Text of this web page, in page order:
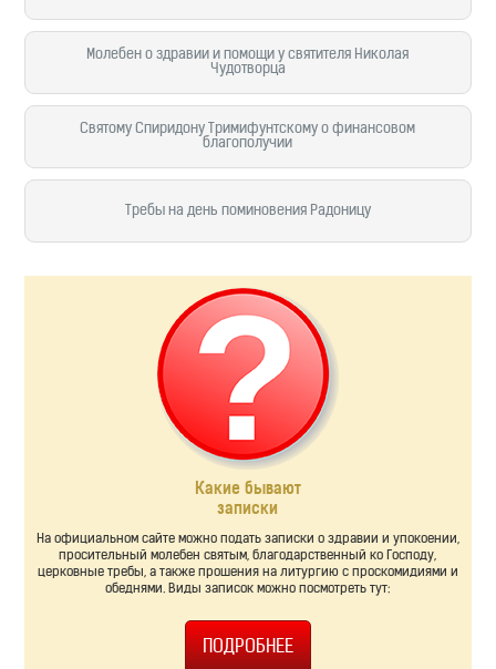
Молебен о здравии и помощи у святителя Николая
Чудотворца
Святому Спиридону Тримифунтскому о финансовом
благополучии
Требы на день поминовения Радоницу
Какие бывают
записки
На официальном сайте можно подать записки о здравии и упокоении,
просительный молебен святым, благодарственный ко Господу,
церковные требы, а также прошения на литургию с проскомидиями и
обеднями. Виды записок можно посмотреть тут: